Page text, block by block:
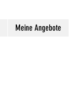
Meine Angebote